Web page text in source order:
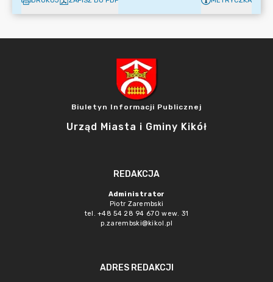
Biuletyn Informacji Publicznej
Urząd Miasta i Gminy Kikół
REDAKCJA
Administrator
Piotr Zarembski
tel. +48 54 28 94 670 wew. 31
p.zarembski@kikol.pl
ADRES REDAKCJI